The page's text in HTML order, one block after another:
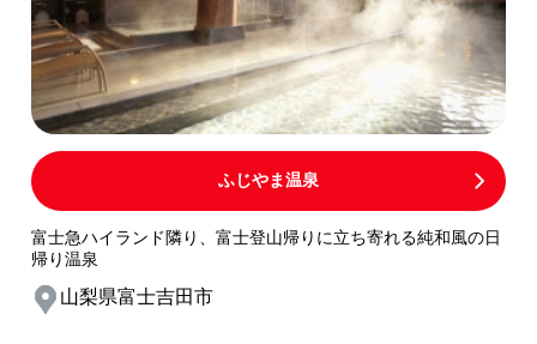
ふじやま温泉
富士急ハイランド隣り、富士登山帰りに立ち寄れる純和風の日
帰り温泉
山梨県富士吉田市